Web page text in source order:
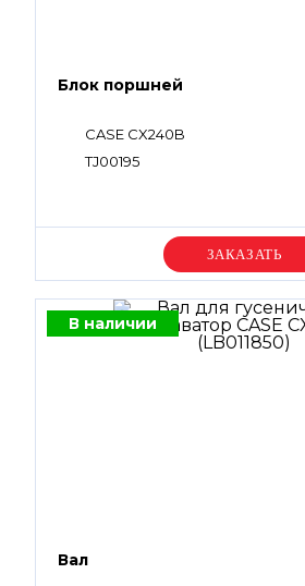
Блок поршней
CASE CX240B
TJ00195
Уточняйте цену
В наличии
Вал